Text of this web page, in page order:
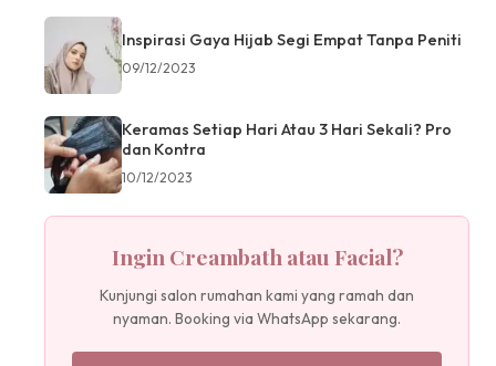
Inspirasi Gaya Hijab Segi Empat Tanpa Peniti
09/12/2023
Keramas Setiap Hari Atau 3 Hari Sekali? Pro
dan Kontra
10/12/2023
Ingin Creambath atau Facial?
Kunjungi salon rumahan kami yang ramah dan
nyaman. Booking via WhatsApp sekarang.